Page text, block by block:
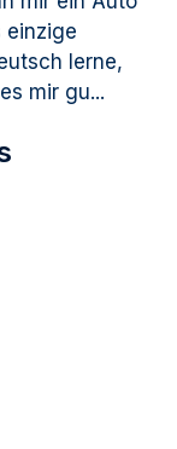
einzige
lerne,
mir gu...